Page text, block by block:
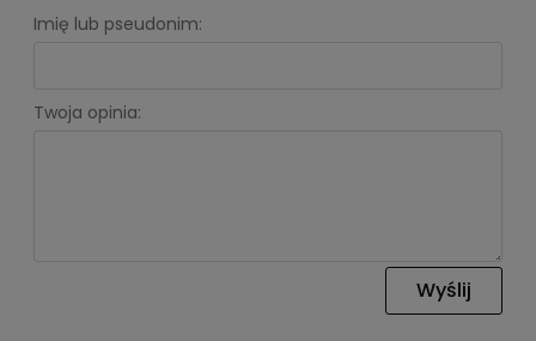
Imię lub pseudonim:
Twoja opinia:
Wyślij